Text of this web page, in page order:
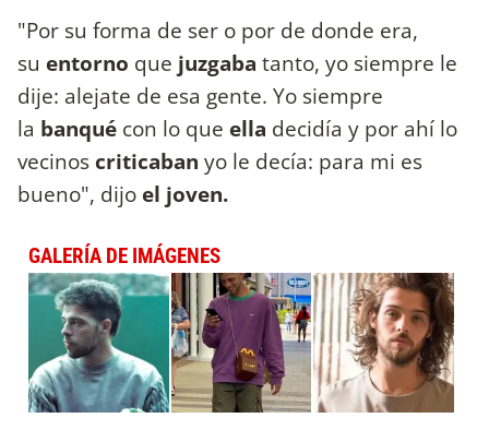
"Por su forma de ser o por de donde era,
su entorno que juzgaba tanto, yo siempre le
dije: alejate de esa gente. Yo siempre
la banqué con lo que ella decidía y por ahí lo
vecinos criticaban yo le decía: para mi es
bueno", dijo el joven.
GALERÍA DE IMÁGENES